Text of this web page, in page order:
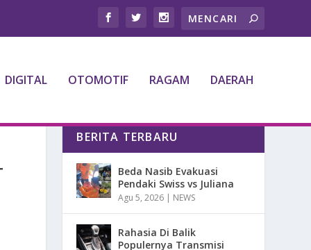
DIGITAL OTOMOTIF RAGAM DAERAH
BERITA TERBARU
Beda Nasib Evakuasi
Pendaki Swiss vs Juliana
Agu 5, 2026 | NEWS
Rahasia Di Balik
Populernya Transmisi